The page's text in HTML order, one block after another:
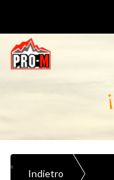
Indietro